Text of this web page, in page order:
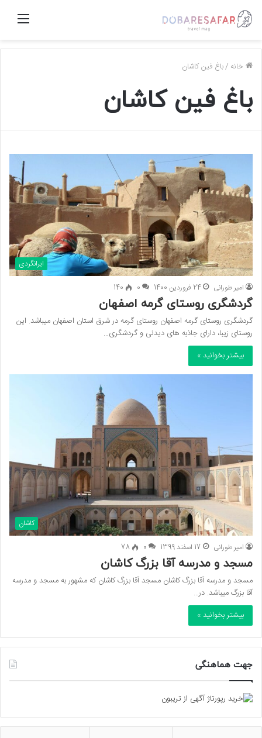
منو
خانه /باغ فین کاشان
باغ فین کاشان
ایرانگردی
امیر طورانی 24 فروردین 1400 0
140
گردشگری روستای گرمه اصفهان
گردشگری روستای گرمه اصفهان روستای گرمه در شرق استان اصفهان میباشد. این
روستای زیبا، دارای جاذبه های دیدنی و گردشگری…
بیشتر بخوانید »
کاشان
امیر طورانی 17 اسفند 1399 0
78
مسجد و مدرسه آقا بزرگ کاشان
مسجد و مدرسه آقا بزرگ کاشان مسجد آقا بزرگ کاشان که مشهور به مسجد و مدرسه
آقا بزرگ میباشد. در…
بیشتر بخوانید »
جهت هماهنگی